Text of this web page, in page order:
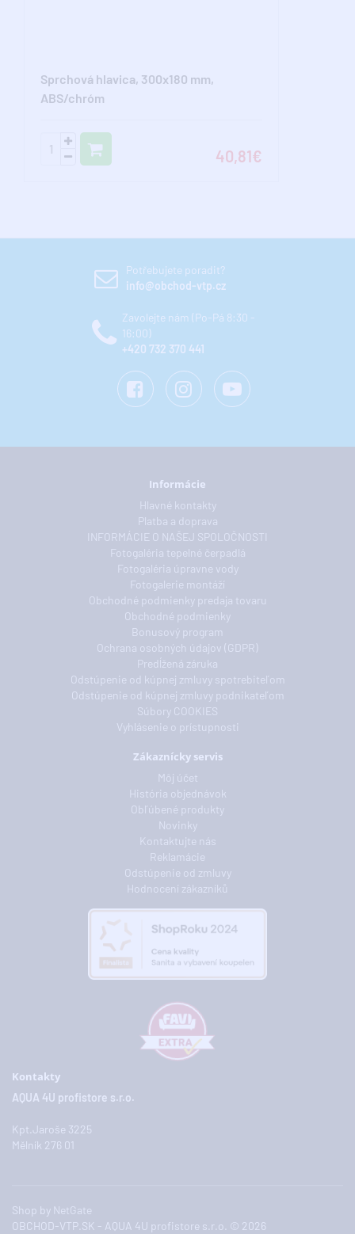
Sprchová hlavica, 300x180 mm,
ABS/chróm
40,81€
Potřebujete poradit?
info@obchod-vtp.cz
Zavolejte nám (Po-Pá 8:30 -
16:00)
+420 732 370 441
Informácie
Hlavné kontakty
Platba a doprava
INFORMÁCIE O NAŠEJ SPOLOČNOSTI
Fotogaléria tepelné čerpadlá
Fotogaléria úpravne vody
Fotogalerie montáží
Obchodné podmienky predaja tovaru
Obchodné podmienky
Bonusový program
Ochrana osobných údajov (GDPR)
Predĺžená záruka
Odstúpenie od kúpnej zmluvy spotrebiteľom
Odstúpenie od kúpnej zmluvy podnikateľom
Súbory COOKIES
Vyhlásenie o prístupnosti
Zákaznícky servis
Môj účet
História objednávok
Obľúbené produkty
Novinky
Kontaktujte nás
Reklamácie
Odstúpenie od zmluvy
Hodnocení zákazníků
Kontakty
AQUA 4U profistore s.r.o.
Kpt.Jaroše 3225
Mělník 276 01
Shop by NetGate
OBCHOD-VTP.SK - AQUA 4U profistore s.r.o. © 2026